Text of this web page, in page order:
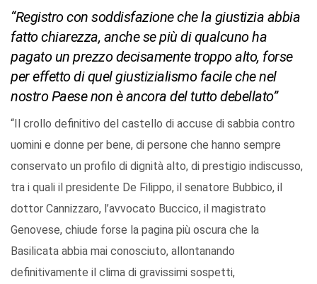
“Registro con soddisfazione che la giustizia abbia
fatto chiarezza, anche se più di qualcuno ha
pagato un prezzo decisamente troppo alto, forse
per effetto di quel giustizialismo facile che nel
nostro Paese non è ancora del tutto debellato”
“Il crollo definitivo del castello di accuse di sabbia contro
uomini e donne per bene, di persone che hanno sempre
conservato un profilo di dignità alto, di prestigio indiscusso,
tra i quali il presidente De Filippo, il senatore Bubbico, il
dottor Cannizzaro, l’avvocato Buccico, il magistrato
Genovese, chiude forse la pagina più oscura che la
Basilicata abbia mai conosciuto, allontanando
definitivamente il clima di gravissimi sospetti,